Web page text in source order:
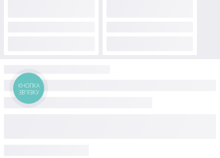
КНОПКА
ЗВ'ЯЗКУ